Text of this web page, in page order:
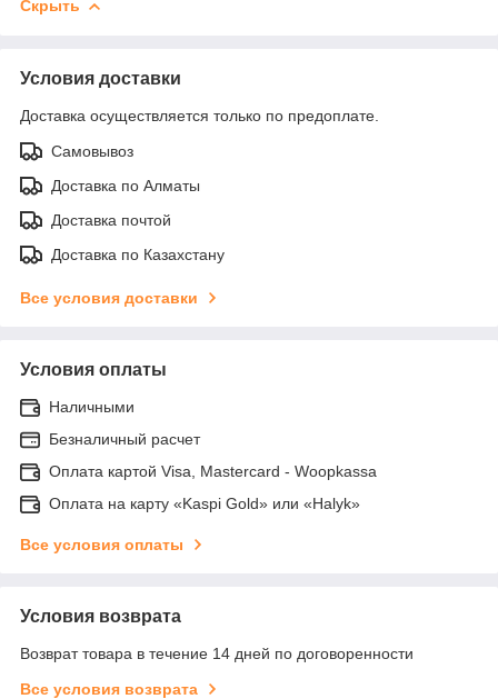
Скрыть
Условия доставки
Доставка осуществляется только по предоплате.
Самовывоз
Доставка по Алматы
Доставка почтой
Доставка по Казахстану
Все условия доставки
Условия оплаты
Наличными
Безналичный расчет
Оплата картой Visa, Mastercard - Woopkassa
Оплата на карту «Kaspi Gold» или «Halyk»
Все условия оплаты
Условия возврата
Возврат товара в течение 14 дней по договоренности
Все условия возврата